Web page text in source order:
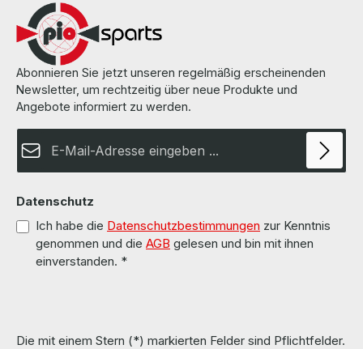
Abonnieren Sie jetzt unseren regelmäßig erscheinenden
Newsletter, um rechtzeitig über neue Produkte und
Angebote informiert zu werden.
Datenschutz
Ich habe die Datenschutzbestimmungen zur Kenntnis
genommen und die AGB gelesen und bin mit ihnen
einverstanden. *
Die mit einem Stern (*) markierten Felder sind Pflichtfelder.